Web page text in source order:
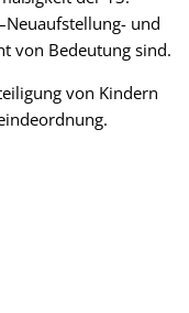
und
von Bedeutung sind.
von Kindern